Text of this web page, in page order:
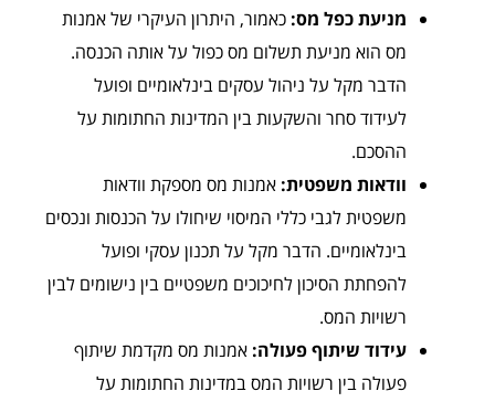
מניעת כפל מס: כאמור, היתרון העיקרי של אמנות
מס הוא מניעת תשלום מס כפול על אותה הכנסה.
הדבר מקל על ניהול עסקים בינלאומיים ופועל
לעידוד סחר והשקעות בין המדינות החתומות על
ההסכם.
וודאות משפטית: אמנות מס מספקת וודאות
משפטית לגבי כללי המיסוי שיחולו על הכנסות ונכסים
בינלאומיים. הדבר מקל על תכנון עסקי ופועל
להפחתת הסיכון לחיכוכים משפטיים בין נישומים לבין
רשויות המס.
עידוד שיתוף פעולה: אמנות מס מקדמת שיתוף
פעולה בין רשויות המס במדינות החתומות על